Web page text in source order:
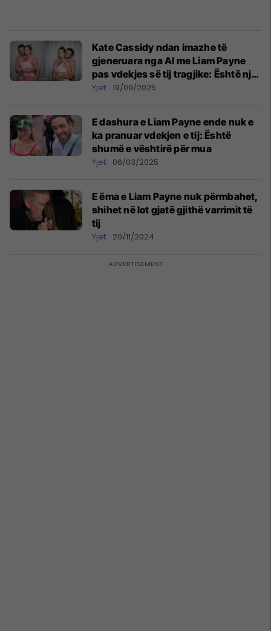
Kate Cassidy ndan imazhe të
gjeneruara nga AI me Liam Payne
pas vdekjes së tij tragjike: Është një
bekim dhe një mallkim
Yjet 19/09/2025
E dashura e Liam Payne ende nuk e
ka pranuar vdekjen e tij: Është
shumë e vështirë për mua
Yjet 06/03/2025
E ëma e Liam Payne nuk përmbahet,
shihet në lot gjatë gjithë varrimit të
tij
Yjet 20/11/2024